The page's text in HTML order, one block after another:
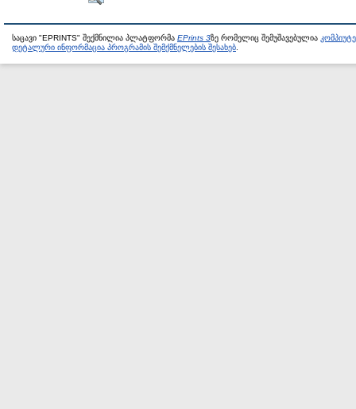
საცავი "EPRINTS" შექმნილია პლატფორმა EPrints 3ზე რომელიც შემუშავებულია
დეტალური ინფორმაცია პროგრამის შემქმნელების შესახებ